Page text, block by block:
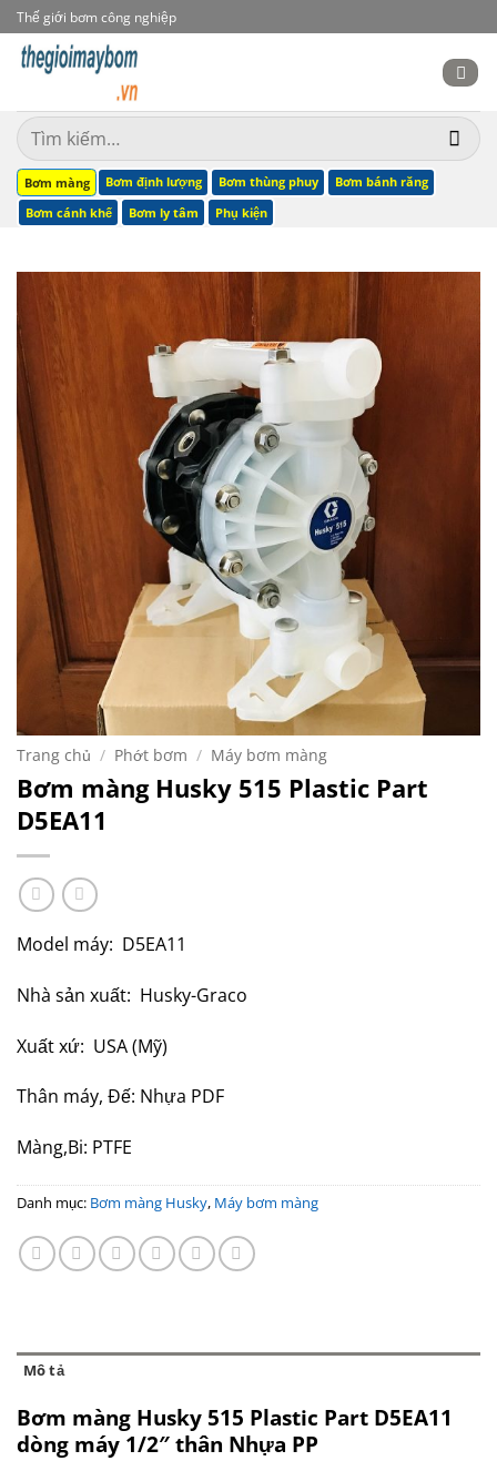
Bỏ
qua
nội
Thế giới bơm công nghiệp
Tìm
kiếm:
Bơm màng Bơm định lượng Bơm thùng phuy
Bơm bánh răng
Bơm cánh khế
Bơm ly tâm Phụ kiện
Trang chủ / Phớt bơm / Máy bơm màng
Bơm màng Husky 515 Plastic Part
D5EA11
Model máy: D5EA11
Nhà sản xuất: Husky-Graco
Xuất xứ: USA (Mỹ)
Thân máy, Đế: Nhựa PDF
Màng,Bi: PTFE
Danh mục: Bơm màng Husky, Máy bơm màng
Mô tả
Bơm màng Husky 515 Plastic Part D5EA11
dòng máy 1/2″ thân Nhựa PP